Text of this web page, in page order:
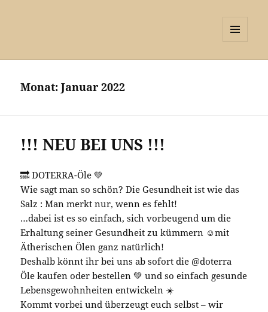
Monat:Januar 2022
!!! NEU BEI UNS !!!
🔜 DOTERRA-Öle 💚
Wie sagt man so schön? Die Gesundheit ist wie das
Salz : Man merkt nur, wenn es fehlt!
…dabei ist es so einfach, sich vorbeugend um die
Erhaltung seiner Gesundheit zu kümmern ☺️mit
Ätherischen Ölen ganz natürlich!
Deshalb könnt ihr bei uns ab sofort die @doterra
Öle kaufen oder bestellen 💚 und so einfach gesunde
Lebensgewohnheiten entwickeln ☀️
Kommt vorbei und überzeugt euch selbst – wir